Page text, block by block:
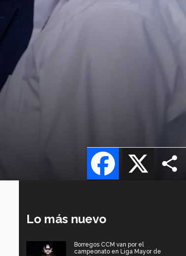
X
Facebook
Lo más nuevo
Borregos CCM van por el
campeonato en Liga Mayor de